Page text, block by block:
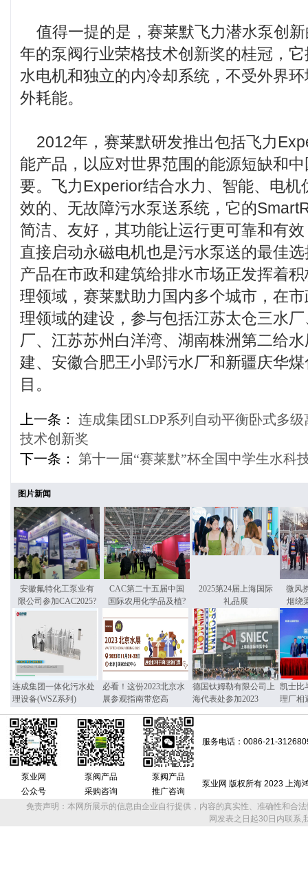
值得一提的是，赛莱默飞力潜水泵创
年的泵阀行业荣格技术创新奖的桂冠，
水电机和独立的内冷却系统，不受外界
外耗能。
2012年，赛莱默研发推出包括飞力
能产品，以应对世界范围的能源短缺和
要。飞力Experior结合水力、智能、电机
效的、无故障污水泵送系统，它的
简洁、友好，其功能让运行更可靠和有
直接启动永磁电机也是污水泵送的最佳
产品在市政和建筑给排水市场正发挥着
理领域，赛莱默助力国内多个城市，在
理领域的建设，参与包括江苏太仓三水
厂、江苏苏州白洋湾、湖南株洲第二给
建、安徽合肥王小郢污水厂和新疆庆华
目。
上一条： 连成集团SLDP系列自动平衡卧式多
技术创新奖
下一条： 第十一届“赛莱默”杯全国中学生水科
图片新闻
安徽氟特化工泵业有
限公司参加CAC2025?
CAC第二十五届中国
国际农用化学品及植?
2025第24届上海国际
礼品展
微风
烟绕
连成集团一体化污水处
理设备(WSZ系列)
必看！这份2023北京水
展参观指南带您高
德国钛姆勒有限公司上
海代表处参加2023
凯士比
理厂相
服务电话：0086-21-
泵业网
公众号
泵阀产品
采购咨询
泵阀产品
推广咨询
泵业网 版权所有 2023 上海
免责声明：本网所展示的信息由企业自行提供，内容的真实性、准确性和合
网发表之日起30日内联系,